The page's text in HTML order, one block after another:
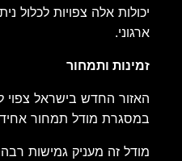
יכולות אלה צפויות לכלול
ארגוני.
זמינות ותמחור
במסגרת מודל תמחור
מודל זה מעניק גמישות רבה